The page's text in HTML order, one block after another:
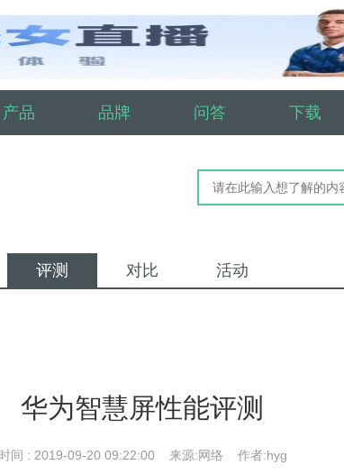
产品 品牌 问答 下载
评测 对比 活动
华为智慧屏性能评测
时间 : 2019-09-20 09:22:00 来源:网络 作者:hyg